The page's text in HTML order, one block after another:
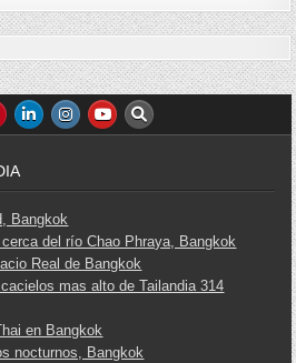
Bangkok
del río Chao Phraya, Bangkok
Real de Bangkok
mas alto de Tailandia 314
en Bangkok
nocturnos, Bangkok